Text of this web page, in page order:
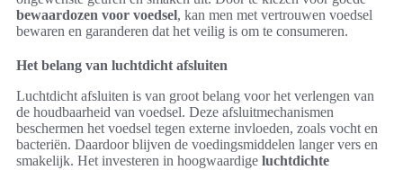
bewaardozen voor voedsel, kan men met vertrouwen voedsel
bewaren en garanderen dat het veilig is om te consumeren.
Het belang van luchtdicht afsluiten
Luchtdicht afsluiten is van groot belang voor het verlengen van
de houdbaarheid van voedsel. Deze afsluitmechanismen
beschermen het voedsel tegen externe invloeden, zoals vocht en
bacteriën. Daardoor blijven de voedingsmiddelen langer vers en
smakelijk. Het investeren in hoogwaardige luchtdichte